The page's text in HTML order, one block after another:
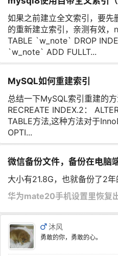
如果之前建立全文索引，要
的重新建立索引，亲测有效
TABLE `w_note` DROP
`w_note` ADD FULLT...
MySQL如何重建索引
总结一下MySQL索引重建的
RECREATE INDEX.2：
TABLE方法,这种方法对于
OPTI...
微信备份文件，备份在电脑
大小有21.8G，也就备份了2年
华为mate20手机设置里恢复
沐风
勇敢的你，勇敢的心。